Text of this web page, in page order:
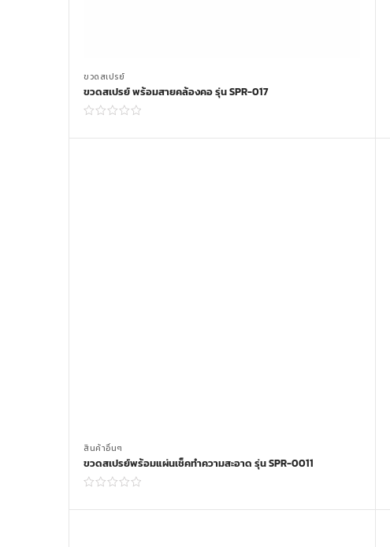
ขวดสเปรย์
ขวดสเปรย์ พร้อมสายคล้องคอ รุ่น SPR-017
Read more
สินค้าอื่นๆ
ขวดสเปรย์พร้อมแผ่นเช็คทำความสะอาด รุ่น SPR-0011
Read more